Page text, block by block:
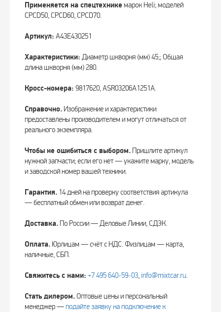
Применяется на спецтехнике марок Heli; моделей
CPCD50, CPCD60, CPCD70.
Артикул: A43E430251
Характеристики: Диаметр шкворня (мм) 45;; Общая
длина шкворня (мм) 280.
Кросс-номера: 9817620, ASR03206A1251A.
Справочно.Изображение и характеристики
предоставлены производителем и могут отличаться от
реального экземпляра.
Чтобы не ошибиться с выбором.Пришлите артикул
нужной запчасти; если его нет — укажите марку, модель
и заводской номер вашей техники.
Гарантия. 14 дней на проверку соответствия артикула
— бесплатный обмен или возврат денег.
Доставка.По России — Деловые Линии, СДЭК.
Оплата. Юрлицам — счёт с НДС. Физлицам — карта,
наличные, СБП.
Свяжитесь с нами: +7 495 640‑59‑03, info@mixtcar.ru.
Стать дилером.Оптовые цены и персональный
менеджер —подайте заявку на подключение к